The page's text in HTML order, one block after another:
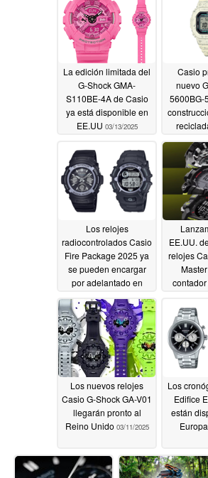
La edición limitada del
G-Shock GMA-
S110BE-4A de Casio
ya está disponible en
EE.UU 03/13/2025
Casio
nuevo
5600BG-
Los relojes
radiocontrolados Casio
Fire Package 2025 ya
se pueden encargar
por adelantado en
EE.UU03/12/2025
EE.UU.
relojes
Los nuevos relojes
Casio G-Shock GA-V01
llegarán pronto al
Reino Unido 03/11/2025
Los
Edifice
están
Europa